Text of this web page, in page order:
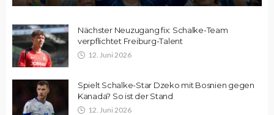
Nächster Neuzugang fix: Schalke-Team
verpflichtet Freiburg-Talent
12. Juni 2026
Spielt Schalke-Star Dzeko mit Bosnien gegen
Kanada? So ist der Stand
12. Juni 2026